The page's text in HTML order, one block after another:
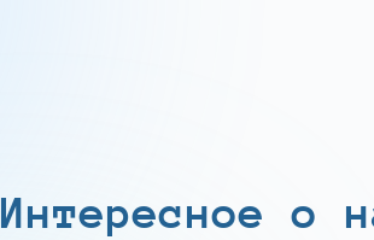
Интересное о